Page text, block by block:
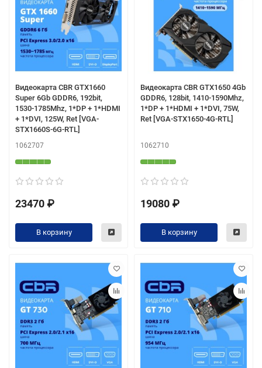
Видеокарта CBR GTX1660
Super 6Gb GDDR6, 192bit,
1530-1785Mhz, 1*DP + 1*HDMI
+ 1*DVI, 125W, Ret [VGA-
STX1660S-6G-RTL]
1062707
23470 ₽
В корзину
Видеокарта CBR GTX1650 4Gb
GDDR6, 128bit, 1410-1590Mhz,
1*DP + 1*HDMI + 1*DVI, 75W,
Ret [VGA-STX1650-4G-RTL]
1062710
19080 ₽
В корзину